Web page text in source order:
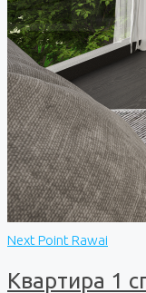
Next Point Rawai
Квартира 1